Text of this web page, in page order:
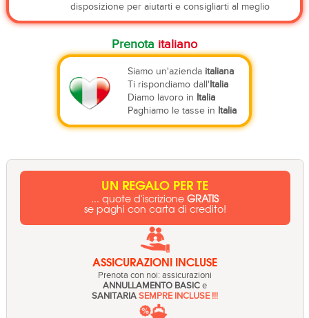
disposizione per aiutarti e consigliarti al meglio
Prenota italiano
Siamo un'azienda italiana
Ti rispondiamo dall'Italia
Diamo lavoro in Italia
Paghiamo le tasse in Italia
UN REGALO PER TE
... quote d'iscrizioneGRATIS
se paghi con carta di credito!
ASSICURAZIONI INCLUSE
Prenota con noi: assicurazioni
ANNULLAMENTO BASICe
SANITARIASEMPRE INCLUSE !!!